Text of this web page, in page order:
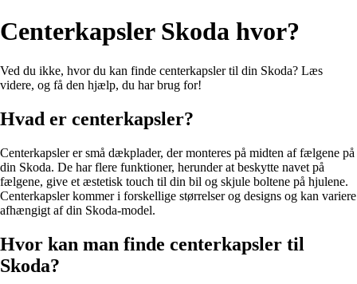
Centerkapsler Skoda hvor?
Ved du ikke, hvor du kan finde centerkapsler til din Skoda? Læs
videre, og få den hjælp, du har brug for!
Hvad er centerkapsler?
Centerkapsler er små dækplader, der monteres på midten af fælgene på
din Skoda. De har flere funktioner, herunder at beskytte navet på
fælgene, give et æstetisk touch til din bil og skjule boltene på hjulene.
Centerkapsler kommer i forskellige størrelser og designs og kan variere
afhængigt af din Skoda-model.
Hvor kan man finde centerkapsler til
Skoda?